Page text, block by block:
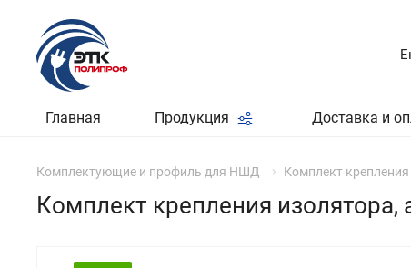
Главная Продукция Доставка и
Комплектующие и профиль для НШД Комплект
Комплект крепления изолятора,